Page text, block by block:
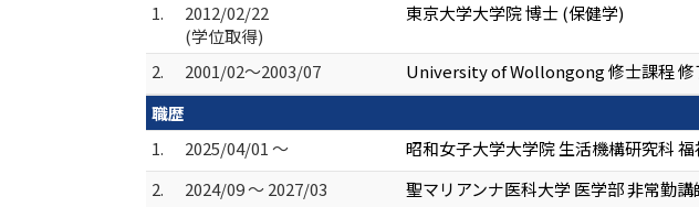
1.
2012/02/22
(学位取得)
東京大学大学院 博士 (保健学)
2. 2001/02～2003/07
University of Wollongong 修士課程 修
職歴
1.
2025/04/01 ～
昭和女子大学大学院 生活機構研究科
2.
2024/09 ～ 2027/03
聖マリアンナ医科大学 医学部 非常勤講